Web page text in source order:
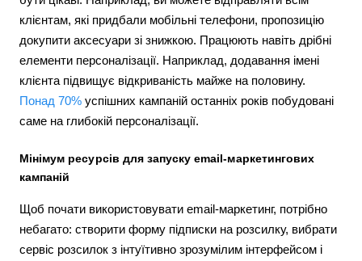
клієнтам, які придбали мобільні телефони, пропозицію
докупити аксесуари зі знижкою. Працюють навіть дрібні
елементи персоналізації. Наприклад, додавання імені
клієнта підвищує відкриваність майже на половину.
Понад 70% успішних кампаній останніх років побудовані
саме на глибокій персоналізації.
Мінімум ресурсів для запуску email-маркетингових
кампаній
Щоб почати використовувати email-маркетинг, потрібно
небагато: створити форму підписки на розсилку, вибрати
сервіс розсилок з інтуїтивно зрозумілим інтерфейсом і